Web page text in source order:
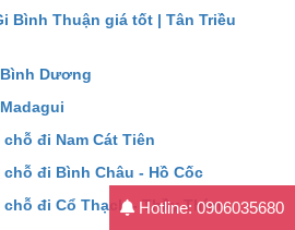
Hotline: 0906035680
Bình Thuận giá tốt | Tân Triều
Dương
đi Nam Cát Tiên
đi Bình Châu - Hồ Cốc
đi Cổ Thạch - Thầy Thím